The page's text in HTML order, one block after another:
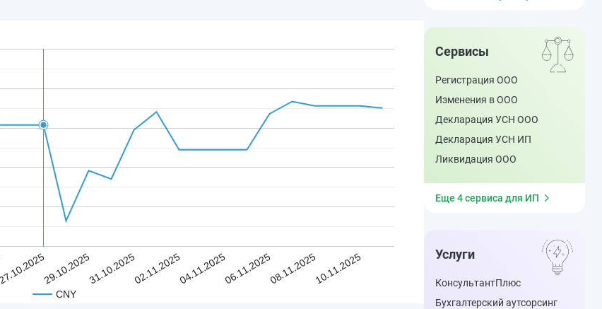
CNY
29.10.202531.10.202502.11.202504.11.202506.11.202508.11.202510.11.2025
Сервисы
Регистрация ООО
Изменения в ООО
Декларация УСН ООО
Декларация УСН ИП
Ликвидация ООО
Еще 4 сервиса для ИП
Услуги
КонсультантПлюс
Бухгалтерский аутсорсинг